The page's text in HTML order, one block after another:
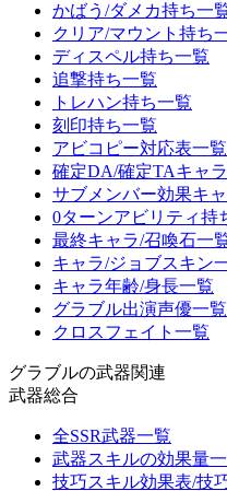
かばう/ダメカ持ち一
クリア/マウント持ち
ディスペル持ち一覧
追撃持ち一覧
トレハン持ち一覧
刻印持ち一覧
アビコピー対応表一覧
確定DA/確定TAキャ
サブメンバー効果キ
0ターンアビリティ持
最終キャラ/召喚石一
キャラ/ジョブスキン
キャラ年齢/身長一覧
グラブル出演声優一覧
クロスフェイト一覧
グラブルの武器関連
武器総合
全SSR武器一覧
武器スキルの効果量
技巧スキル効果表/技